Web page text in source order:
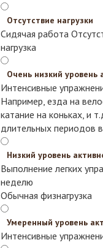
Отсутствие нагрузки
Сидячая работа
нагрузка
Очень низкий уровень
Интенсивные
Например, езда на
катание на коньках, и
длительных периодов
Низкий уровень
Выполнение легких
неделю
Обычная физнагрузка
Умеренный уровень
Интенсивные